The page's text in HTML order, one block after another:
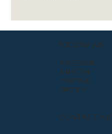
FOLLOW ME
FACEBOOK
LINKEDIN
YOUTUBE
SPOTIFY
CONTACT ME